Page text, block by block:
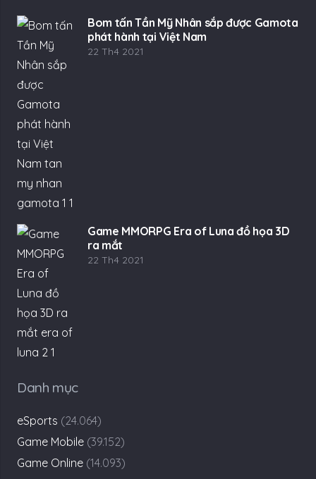
Bom tấn Tần Mỹ Nhân sắp được Gamota
phát hành tại Việt Nam
22 Th4 2021
Game MMORPG Era of Luna đồ họa 3D
ra mắt
22 Th4 2021
Danh mục
eSports (24.064)
Game Mobile (39.152)
Game Online (14.093)